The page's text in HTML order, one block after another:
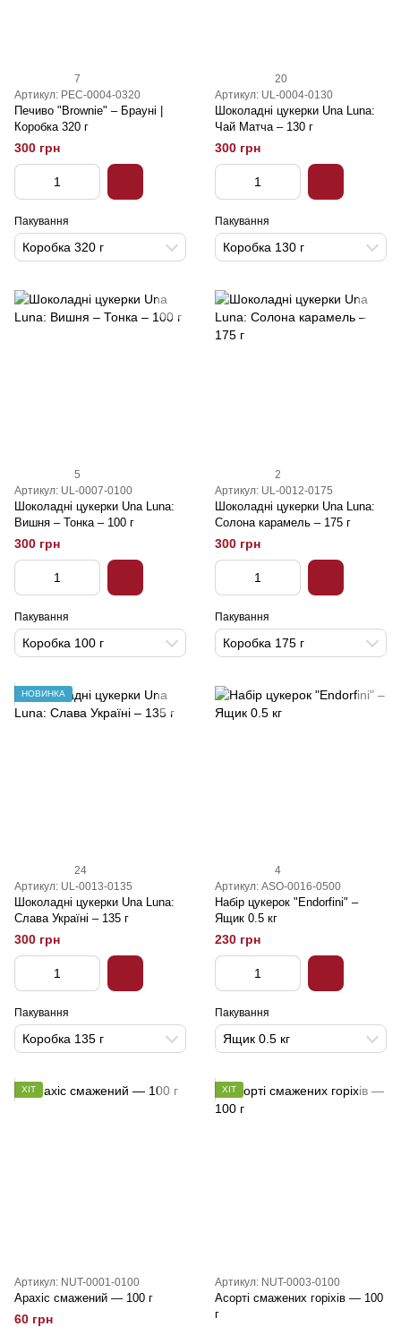
7
Артикул: PEC-0004-0320
Печиво "Brownie" – Брауні |
Коробка 320 г
300 грн
Пакування
Коробка 320 г
20
Артикул: UL-0004-0130
Шоколадні цукерки Una Luna:
Чай Матча – 130 г
300 грн
Пакування
Коробка 130 г
5
Артикул: UL-0007-0100
Шоколадні цукерки Una Luna:
Вишня – Тонка – 100 г
300 грн
Пакування
Коробка 100 г
2
Артикул: UL-0012-0175
Шоколадні цукерки Una Luna:
Солона карамель – 175 г
300 грн
Пакування
Коробка 175 г
НОВИНКА
24
Артикул: UL-0013-0135
Шоколадні цукерки Una Luna:
Слава Україні – 135 г
300 грн
Пакування
Коробка 135 г
4
Артикул: ASO-0016-0500
Набір цукерок "Endorfini" –
Ящик 0.5 кг
230 грн
Пакування
Ящик 0.5 кг
ХІТ
Артикул: NUT-0001-0100
Арахіс смажений — 100 г
60 грн
ХІТ
Артикул: NUT-0003-0100
Асорті смажених горіхів — 100
г